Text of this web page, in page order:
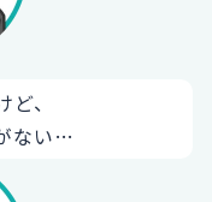
、
ない…